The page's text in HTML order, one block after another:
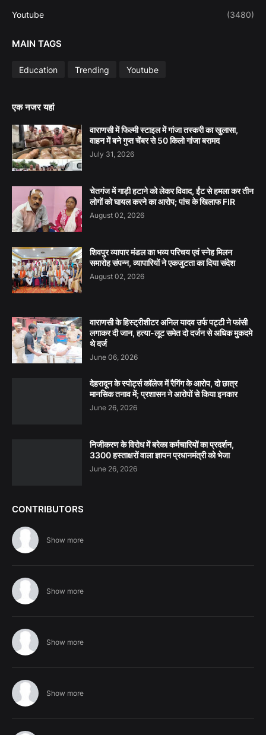
Youtube (3480)
MAIN TAGS
Education Trending Youtube
एक नजर यहां
वाराणसी में फिल्मी स्टाइल में गांजा तस्करी का खुलासा,
वाहन में बने गुप्त चेंबर से 50 किलो गांजा बरामद
July 31, 2026
चेतगंज में गाड़ी हटाने को लेकर विवाद, ईंट से हमला कर तीन
लोगों को घायल करने का आरोप; पांच के खिलाफ FIR
August 02, 2026
शिवपुर व्यापार मंडल का भव्य परिचय एवं स्नेह मिलन
समारोह संपन्न, व्यापारियों ने एकजुटता का दिया संदेश
August 02, 2026
वाराणसी के हिस्ट्रीशीटर अनिल यादव उर्फ पट्टी ने फांसी
लगाकर दी जान, हत्या-लूट समेत दो दर्जन से अधिक मुकदमे
थे दर्ज
June 06, 2026
देहरादून के स्पोर्ट्स कॉलेज में रैगिंग के आरोप, दो छात्र
मानसिक तनाव में; प्रशासन ने आरोपों से किया इनकार
June 26, 2026
निजीकरण के विरोध में बरेका कर्मचारियों का प्रदर्शन,
3300 हस्ताक्षरों वाला ज्ञापन प्रधानमंत्री को भेजा
June 26, 2026
CONTRIBUTORS
Show more
Show more
Show more
Show more